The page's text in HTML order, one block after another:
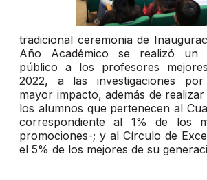
tradicional ceremonia de
Año Académico se realizó un
público a los profesores
2022, a las investigaciones
mayor impacto, además de
los alumnos que pertenecen al
correspondiente al 1% de los
promociones-; y al Círculo de
el 5% de los mejores de su